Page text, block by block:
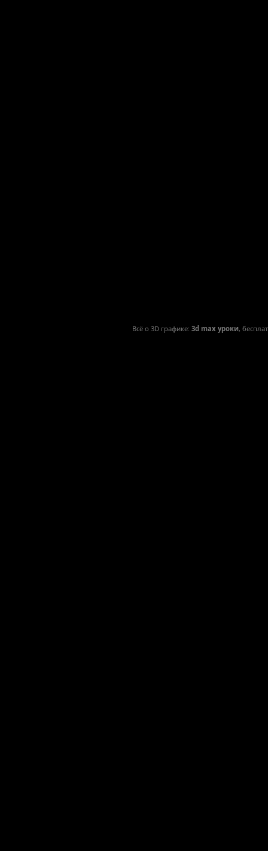
Всё о 3D графике: 3d max уроки,